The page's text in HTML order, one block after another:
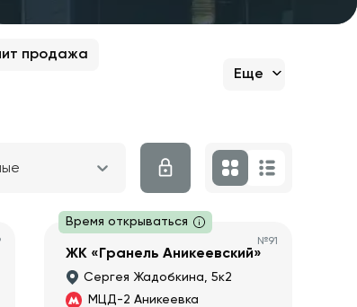
продажа
Еще
Время открываться
№91
ЖК «Гранель Аникеевский»
Сергея Жадобкина, 5к2
МЦД-2 Аникеевка